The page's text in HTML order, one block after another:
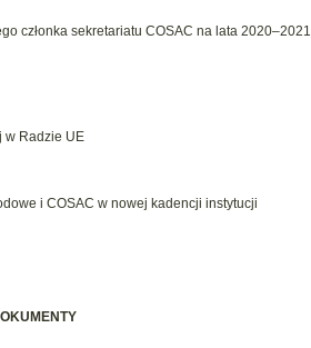
członka sekretariatu COSAC na lata 2020–2021
w Radzie UE
i COSAC w nowej kadencji instytucji